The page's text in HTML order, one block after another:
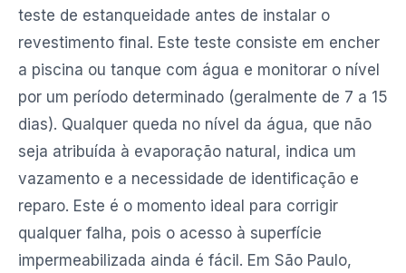
teste de estanqueidade antes de instalar o
revestimento final. Este teste consiste em encher
a piscina ou tanque com água e monitorar o nível
por um período determinado (geralmente de 7 a 15
dias). Qualquer queda no nível da água, que não
seja atribuída à evaporação natural, indica um
vazamento e a necessidade de identificação e
reparo. Este é o momento ideal para corrigir
qualquer falha, pois o acesso à superfície
impermeabilizada ainda é fácil. Em São Paulo,